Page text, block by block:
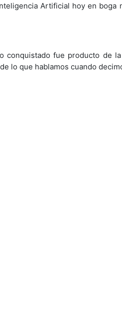
Artificial hoy en boga
conquistado fue producto de
lo que hablamos cuando